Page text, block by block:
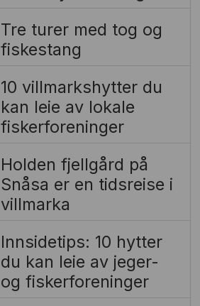
Tre turer med tog og
fiskestang
10 villmarkshytter du
kan leie av lokale
fiskerforeninger
Holden fjellgård på
Snåsa er en tidsreise i
villmarka
Innsidetips: 10 hytter
du kan leie av jeger-
og fiskerforeninger